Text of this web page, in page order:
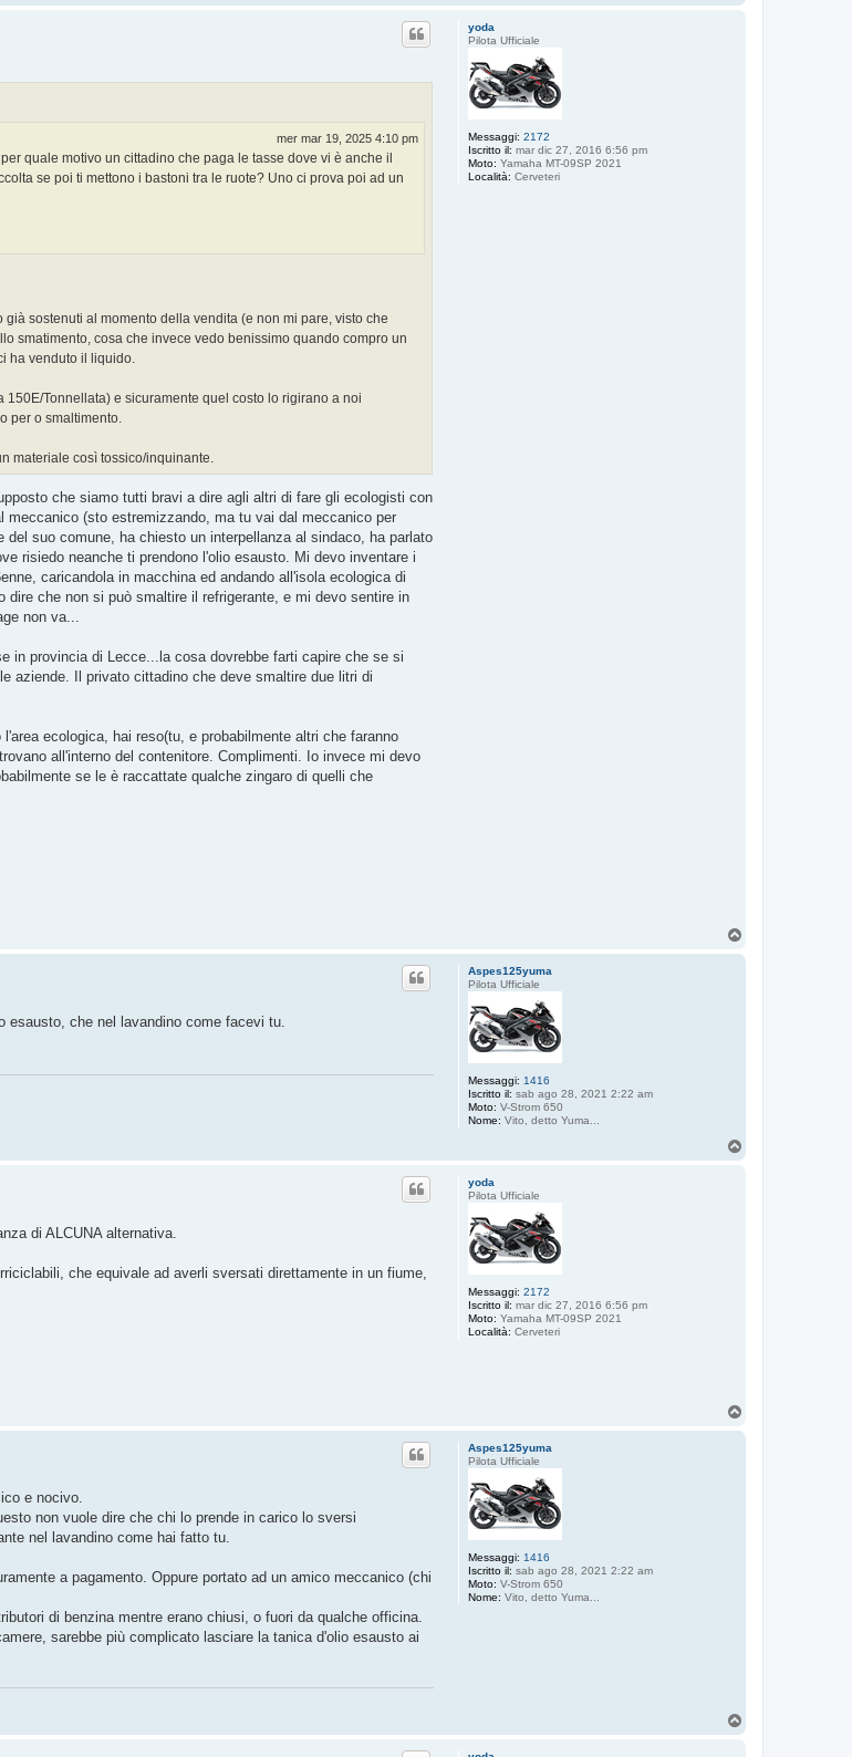
yoda
Pilota Ufficiale
Messaggi: 2172
Iscritto il: mar dic 27, 2016 6:56 pm
Moto: Yamaha MT-09SP 2021
Località: Cerveteri
mer mar 19, 2025 4:10 pm
quale motivo un cittadino che paga le tasse dove vi è anche il
se poi ti mettono i bastoni tra le ruote? Uno ci prova poi ad un
sostenuti al momento della vendita (e non mi pare, visto che
smatimento, cosa che invece vedo benissimo quando compro un
ha venduto il liquido.
Tonnellata) e sicuramente quel costo lo rigirano a noi
per o smaltimento.
materiale così tossico/inquinante.
che siamo tutti bravi a dire agli altri di fare gli ecologisti con
(sto estremizzando, ma tu vai dal meccanico per
suo comune, ha chiesto un interpellanza al sindaco, ha parlato
risiedo neanche ti prendono l'olio esausto. Mi devo inventare i
caricandola in macchina ed andando all'isola ecologica di
che non si può smaltire il refrigerante, e mi devo sentire in
non va...
in provincia di Lecce...la cosa dovrebbe farti capire che se si
aziende. Il privato cittadino che deve smaltire due litri di
ecologica, hai reso(tu, e probabilmente altri che faranno
all'interno del contenitore. Complimenti. Io invece mi devo
se le è raccattate qualche zingaro di quelli che
Aspes125yuma
Pilota Ufficiale
Messaggi: 1416
Iscritto il: sab ago 28, 2021 2:22 am
Moto: V-Strom 650
Nome: Vito, detto Yuma...
che nel lavandino come facevi tu.
yoda
Pilota Ufficiale
Messaggi: 2172
Iscritto il: mar dic 27, 2016 6:56 pm
Moto: Yamaha MT-09SP 2021
Località: Cerveteri
di ALCUNA alternativa.
che equivale ad averli sversati direttamente in un fiume,
Aspes125yuma
Pilota Ufficiale
Messaggi: 1416
Iscritto il: sab ago 28, 2021 2:22 am
Moto: V-Strom 650
Nome: Vito, detto Yuma...
e nocivo.
non vuole dire che chi lo prende in carico lo sversi
nel lavandino come hai fatto tu.
a pagamento. Oppure portato ad un amico meccanico (chi
di benzina mentre erano chiusi, o fuori da qualche officina.
sarebbe più complicato lasciare la tanica d'olio esausto ai